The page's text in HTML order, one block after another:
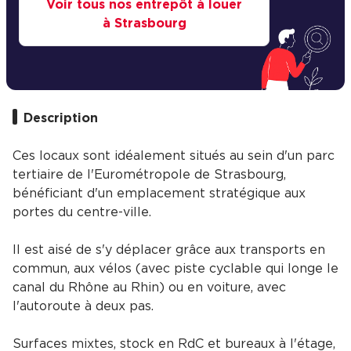
Voir tous nos entrepôt à louer
à Strasbourg
Description
Ces locaux sont idéalement situés au sein d'un parc
tertiaire de l'Eurométropole de Strasbourg,
bénéficiant d'un emplacement stratégique aux
portes du centre-ville.
Il est aisé de s'y déplacer grâce aux transports en
commun, aux vélos (avec piste cyclable qui longe le
canal du Rhône au Rhin) ou en voiture, avec
l'autoroute à deux pas.
Surfaces mixtes, stock en RdC et bureaux à l'étage,